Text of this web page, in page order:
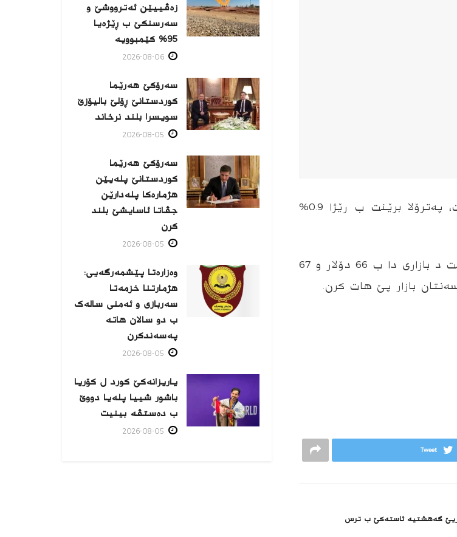
بهایێ په‌ترۆلێ د بازارێن جیهانێ هه‌مبه‌ر دوهى داكه‌فت، په‌ترۆلا برێنت ب رێژا 0.9%
بهایێ په‌ترۆلێ ئه‌ڤرۆ رۆژا دوشه‌مبی داكه‌فت، په‌ترۆلا برێنت د بازارى دا ب 66 دۆلار و 67
Tweet
گەهشتیه‌ ئاسته‌كێ ب ترس
زه‌ڤییێن ئەترووشێ و
سەرسنكێ ب ڕێژەیا
95% كێمبوویە
سەرۆکێ هەرێما
کوردستانێ ڕۆلێ بالیۆزێ
سویسرا بلند نرخاند
سەرۆکێ هەرێما
کوردستانێ پلەیێن
هژمارەكا پلەدارێن
جڤاتا ئاسایشێ بلند
كرن
وەزارەتا پێشمەرگەیی:
هژمارتنا خزمەتا
سەربازی و ئەمنی سالەک
ب دو سالان هاتە
پەسەندكرن
یاریزانەكێ کورد ل کۆریا
باشور شییا پلەیا دووێ
ب دەستڤە بینیت